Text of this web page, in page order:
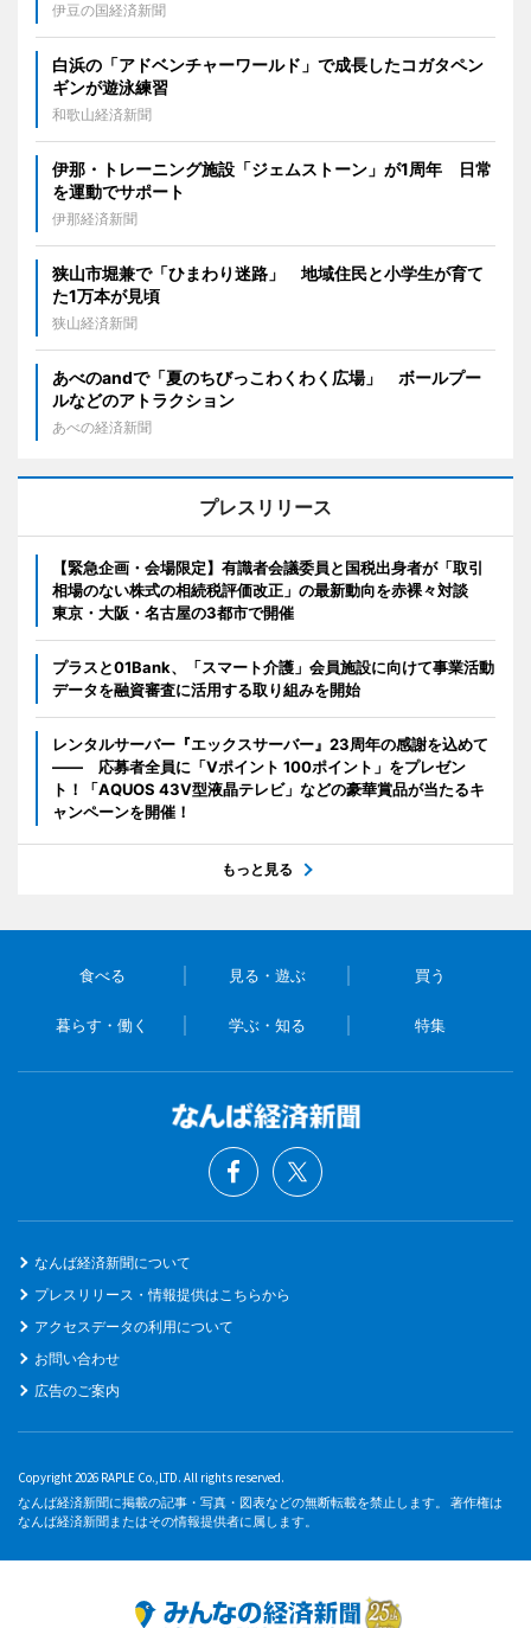
伊豆の国経済新聞
白浜の「アドベンチャーワールド」で成長したコガタペン
ギンが遊泳練習
和歌山経済新聞
伊那・トレーニング施設「ジェムストーン」が1周年 日常
を運動でサポート
伊那経済新聞
狭山市堀兼で「ひまわり迷路」 地域住民と小学生が育て
た1万本が見頃
狭山経済新聞
あべのandで「夏のちびっこわくわく広場」 ボールプー
ルなどのアトラクション
あべの経済新聞
プレスリリース
【緊急企画・会場限定】有識者会議委員と国税出身者が「取引
相場のない株式の相続税評価改正」の最新動向を赤裸々対談
東京・大阪・名古屋の3都市で開催
プラスと01Bank、「スマート介護」会員施設に向けて事業活動
データを融資審査に活用する取り組みを開始
レンタルサーバー『エックスサーバー』23周年の感謝を込めて
―― 応募者全員に「Vポイント 100ポイント」をプレゼン
ト！「AQUOS 43V型液晶テレビ」などの豪華賞品が当たるキ
ャンペーンを開催！
もっと見る
食べる 見る・遊ぶ 買う
暮らす・働く 学ぶ・知る 特集
なんば経済新聞について
プレスリリース・情報提供はこちらから
アクセスデータの利用について
お問い合わせ
広告のご案内
Copyright 2026 RAPLE Co.,LTD. All rights reserved.
なんば経済新聞に掲載の記事・写真・図表などの無断転載を禁止します。 著作権は
なんば経済新聞またはその情報提供者に属します。